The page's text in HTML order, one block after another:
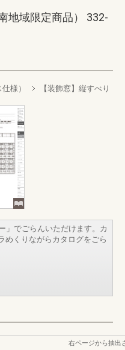
地域限定商品） 332-
様）
【装飾窓】縦すべり
」でごらんいただけます。カ
めくりながらカタログをごら
右ページから抽出